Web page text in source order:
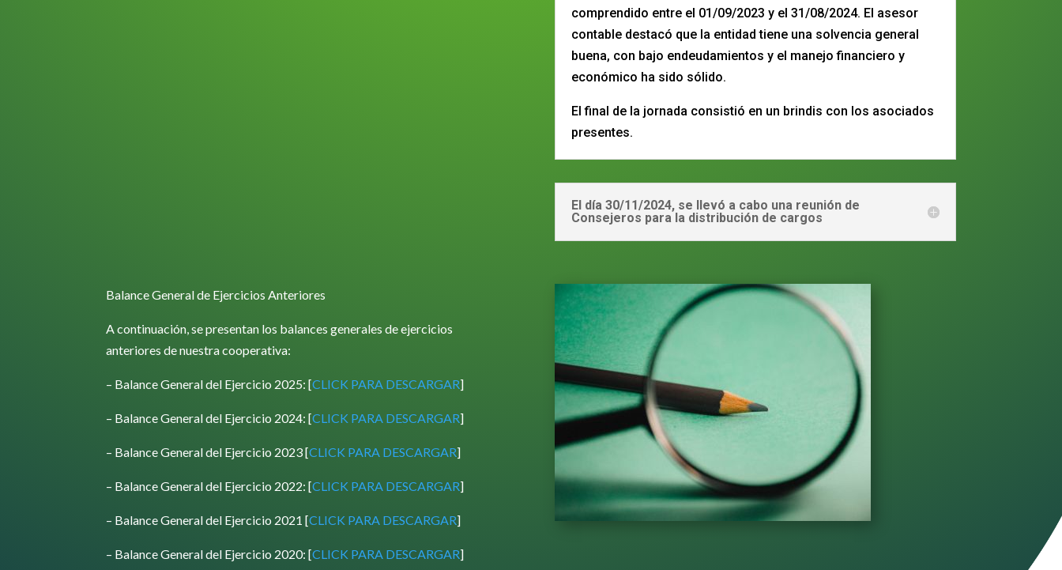
comprendido entre el 01/09/2023 y el 31/08/2024. El asesor
contable destacó que la entidad tiene una solvencia general
buena, con bajo endeudamientos y el manejo financiero y
económico ha sido sólido.
El final de la jornada consistió en un brindis con los asociados
presentes.
El día 30/11/2024, se llevó a cabo una reunión de
Consejeros para la distribución de cargos
Balance General de Ejercicios Anteriores
A continuación, se presentan los balances generales de ejercicios
anteriores de nuestra cooperativa:
– Balance General del Ejercicio 2025: [CLICK PARA DESCARGAR]
– Balance General del Ejercicio 2024: [CLICK PARA DESCARGAR]
– Balance General del Ejercicio 2023 [CLICK PARA DESCARGAR]
– Balance General del Ejercicio 2022: [CLICK PARA DESCARGAR]
– Balance General del Ejercicio 2021 [CLICK PARA DESCARGAR]
– Balance General del Ejercicio 2020: [CLICK PARA DESCARGAR]